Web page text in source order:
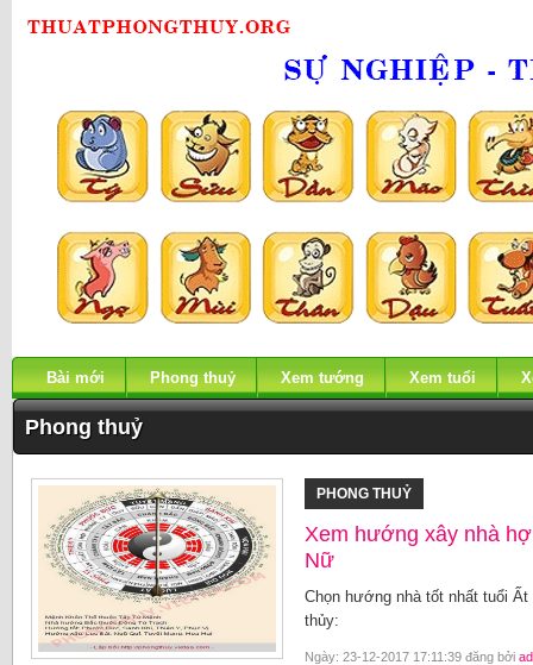
Bài mới Phong thuỷ Xem tướng Xem tuổi
Phong thuỷ
PHONG THUỶ
Xem hướng xây nhà
Nữ
Chọn hướng nhà tốt nhất tuổi
thủy:
Ngày: 23-12-2017 17:11:39 đăng bởi